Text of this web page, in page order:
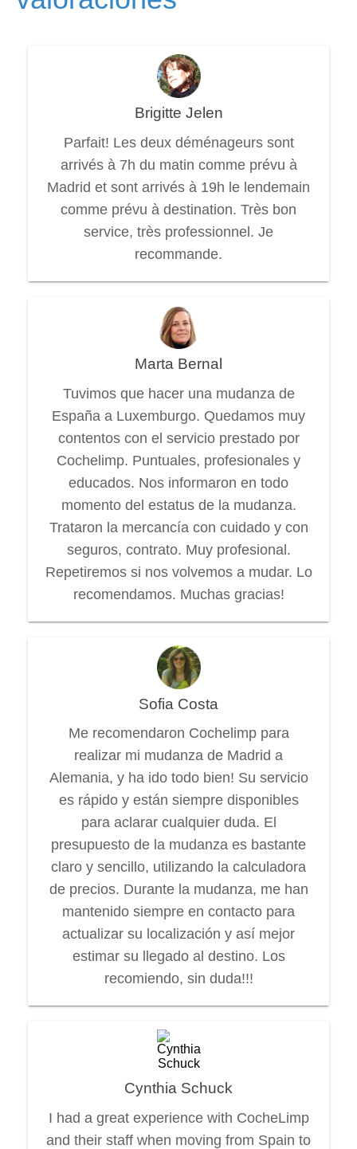
Brigitte Jelen
Parfait! Les deux déménageurs sont
arrivés à 7h du matin comme prévu à
Madrid et sont arrivés à 19h le lendemain
comme prévu à destination. Très bon
service, très professionnel. Je
recommande.
Marta Bernal
Tuvimos que hacer una mudanza de
España a Luxemburgo. Quedamos muy
contentos con el servicio prestado por
Cochelimp. Puntuales, profesionales y
educados. Nos informaron en todo
momento del estatus de la mudanza.
Trataron la mercancía con cuidado y con
seguros, contrato. Muy profesional.
Repetiremos si nos volvemos a mudar. Lo
recomendamos. Muchas gracias!
Sofia Costa
Me recomendaron Cochelimp para
realizar mi mudanza de Madrid a
Alemania, y ha ido todo bien! Su servicio
es rápido y están siempre disponibles
para aclarar cualquier duda. El
presupuesto de la mudanza es bastante
claro y sencillo, utilizando la calculadora
de precios. Durante la mudanza, me han
mantenido siempre en contacto para
actualizar su localización y así mejor
estimar su llegado al destino. Los
recomiendo, sin duda!!!
Cynthia Schuck
I had a great experience with CocheLimp
and their staff when moving from Spain to